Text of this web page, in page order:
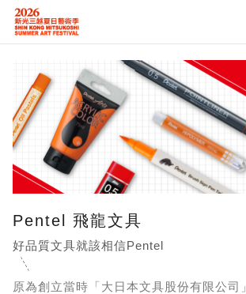
Pentel 飛龍文具
好品質文具就該相信Pentel
原為創立當時「大日本文具股份有限公司